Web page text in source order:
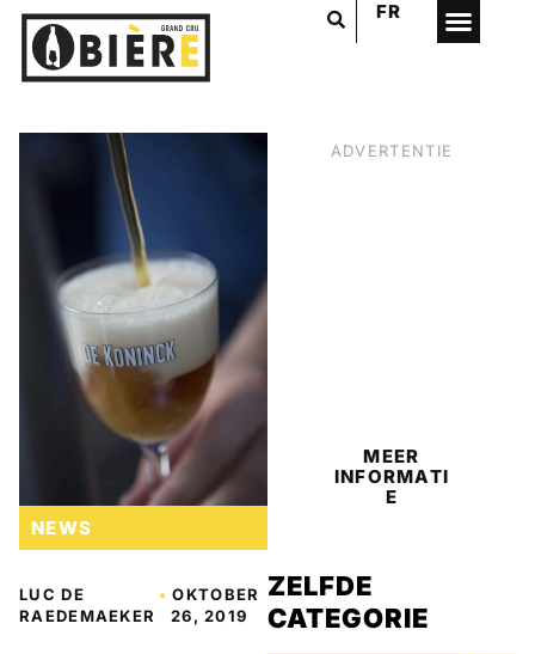
FR
NEWS
LUC DE
RAEDEMAEKER
•OKTOBER
26, 2019
ADVERTENTIE
MEER
INFORMATI
E
ZELFDE
CATEGORIE